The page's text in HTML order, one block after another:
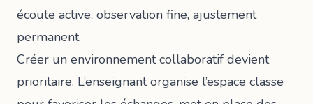
écoute active, observation fine, ajustement
permanent.
Créer un environnement collaboratif devient
prioritaire. L’enseignant organise l’espace classe